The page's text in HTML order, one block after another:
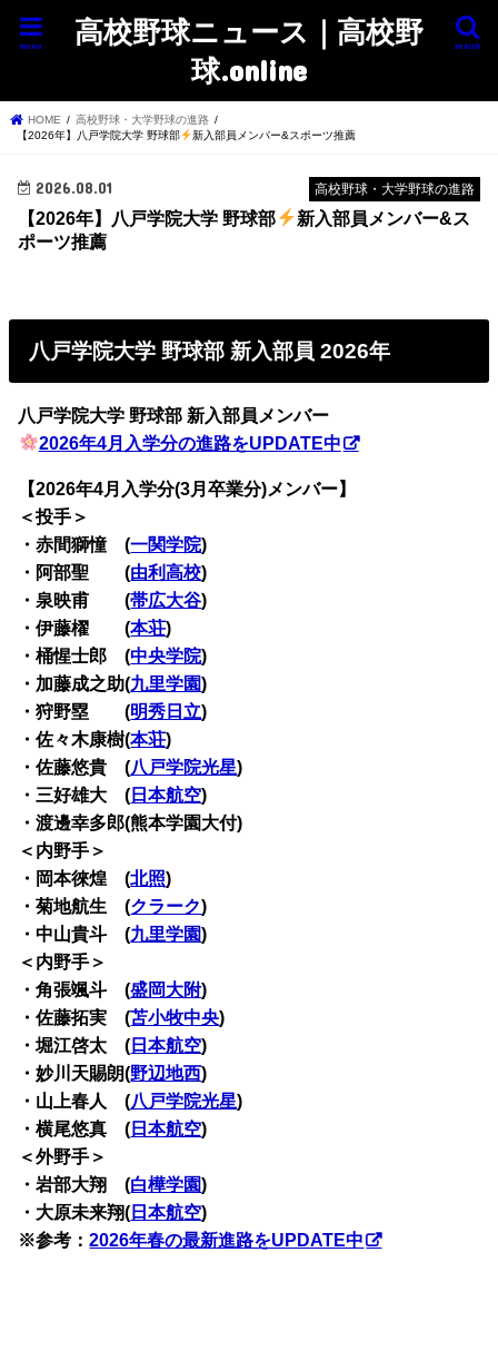
高校野球ニュース｜高校野
球.online
search
menu
HOME
高校野球・大学野球の進路
【2026年】八戸学院大学 野球部
新入部員メンバー&スポーツ推薦
高校野球・大学野球の進路
2026.08.01
【2026年】八戸学院大学 野球部
新入部員メンバー&ス
ポーツ推薦
八戸学院大学 野球部 新入部員 2026年
八戸学院大学 野球部 新入部員メンバー
2026年4月入学分の進路をUPDATE中
【2026年4月入学分(3月卒業分)メンバー】
＜投手＞
・赤間獅憧 (一関学院)
・阿部聖 (由利高校)
・泉映甫 (帯広大谷)
・伊藤櫂 (本荘)
・桶惺士郎 (中央学院)
・加藤成之助(九里学園)
・狩野塁 (明秀日立)
・佐々木康樹(本荘)
・佐藤悠貴 (八戸学院光星)
・三好雄大 ( 日本航空)
・渡邊幸多郎(熊本学園大付)
＜内野手＞
・岡本徠煌 (北照)
・菊地航生 (クラーク)
・中山貴斗 (九里学園)
＜内野手＞
・角張颯斗 (盛岡大附)
・佐藤拓実 (苫小牧中央)
・堀江啓太 ( 日本航空)
・妙川天賜朗(野辺地西)
・山上春人 (八戸学院光星)
・横尾悠真 ( 日本航空)
＜外野手＞
・岩部大翔 (白樺学園)
・大原未来翔( 日本航空)
※参考：2026年春の最新進路をUPDATE中